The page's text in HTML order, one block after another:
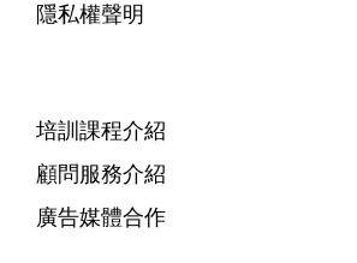
隱私權聲明
培訓課程介紹
顧問服務介紹
廣告媒體合作